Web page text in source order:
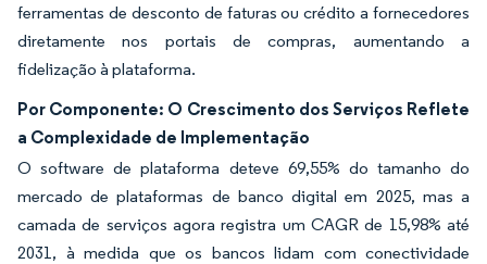
ferramentas de desconto de faturas ou crédito a fornecedores
diretamente nos portais de compras, aumentando a
fidelização à plataforma.
Por Componente: O Crescimento dos Serviços Reflete
a Complexidade de Implementação
O software de plataforma deteve 69,55% do tamanho do
mercado de plataformas de banco digital em 2025, mas a
camada de serviços agora registra um CAGR de 15,98% até
2031, à medida que os bancos lidam com conectividade